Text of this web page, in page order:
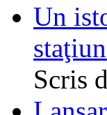
Un
Scris